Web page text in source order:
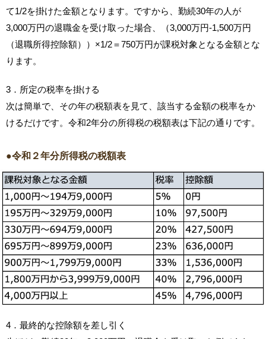
て1/2を掛けた金額となります。ですから、勤続30年の人が
3,000万円の退職金を受け取った場合、（3,000万円-1,500万円
（退職所得控除額））×1/2＝750万円が課税対象となる金額とな
ります。
3．所定の税率を掛ける
次は簡単で、その年の税額表を見て、該当する金額の税率をか
けるだけです。令和2年分の所得税の税額表は下記の通りです。
●令和２年分所得税の税額表
4．最終的な控除額を差し引く